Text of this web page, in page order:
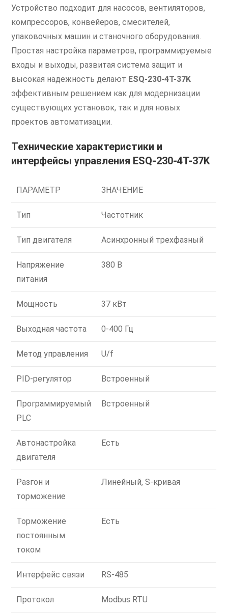
Устройство подходит для насосов, вентиляторов,
компрессоров, конвейеров, смесителей,
упаковочных машин и станочного оборудования.
Простая настройка параметров, программируемые
входы и выходы, развитая система защит и
высокая надежность делают ESQ-230-4T-37K
эффективным решением как для модернизации
существующих установок, так и для новых
проектов автоматизации.
Технические характеристики и
интерфейсы управления ESQ-230-4T-37K
ПАРАМЕТР ЗНАЧЕНИЕ
Тип Частотник
Тип двигателя Асинхронный трехфазный
Напряжение
питания
380 В
Мощность 37 кВт
Выходная частота 0-400 Гц
Метод управления U/f
PID-регулятор Встроенный
Программируемый
PLC
Встроенный
Автонастройка
двигателя
Есть
Разгон и
торможение
Линейный, S-кривая
Торможение
постоянным
током
Есть
Интерфейс связи RS-485
Протокол Modbus RTU